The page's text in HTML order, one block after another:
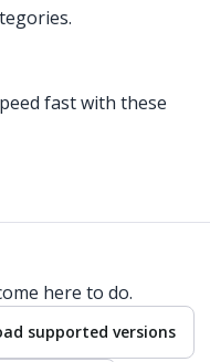
fast with these
here to do.
supported versions